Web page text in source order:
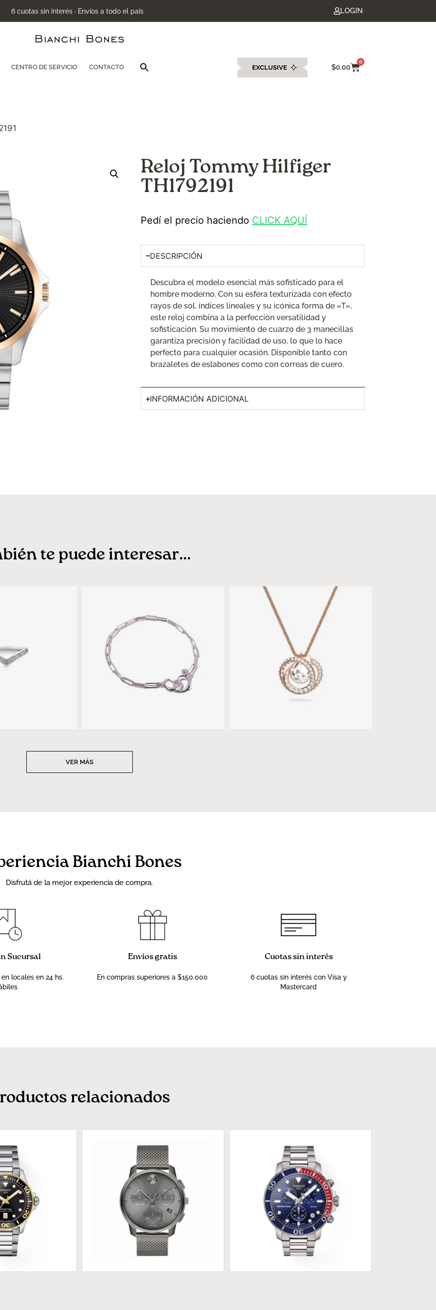
6 cuotas sin interés · Envíos a todo el país LOGIN
CENTRO DE SERVICIO CONTACTO EXCLUSIVE $0.00
0
Reloj Tommy Hilfiger
TH1792191
Pedí el precio haciendo CLICK AQUÍ
DESCRIPCIÓN
Descubra el modelo esencial más sofisticado para el
hombre moderno. Con su esfera texturizada con efecto
rayos de sol, índices lineales y su icónica forma de «T»,
este reloj combina a la perfección versatilidad y
sofisticación. Su movimiento de cuarzo de 3 manecillas
garantiza precisión y facilidad de uso, lo que lo hace
perfecto para cualquier ocasión. Disponible tanto con
brazaletes de eslabones como con correas de cuero.
INFORMACIÓN ADICIONAL
te puede interesar...
VER MÁS
Bianchi Bones
Disfrutá de la mejor experiencia de compra.
Sucursal
locales en 24 hs.
Envíos gratis
En compras superiores a $150.000
Cuotas sin interés
6 cuotas sin interés con Visa y
Mastercard
relacionados